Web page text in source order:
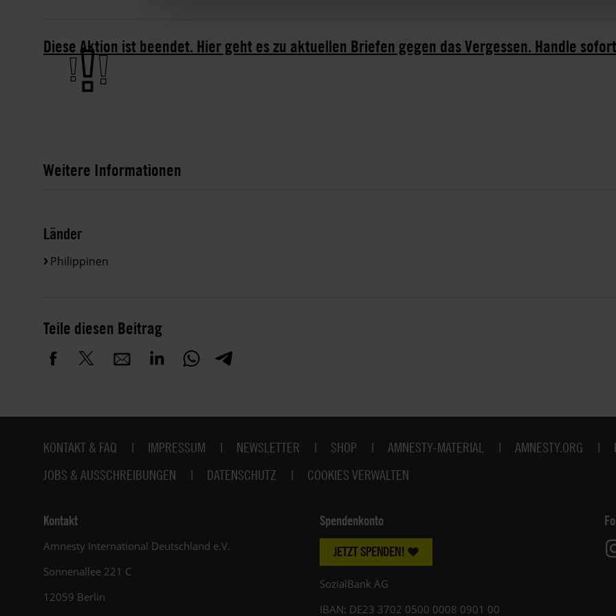
Diese Aktion ist beendet. Hier geht es zu aktuellen Briefen gegen das Vergessen. Handle
Weitere Informationen
Länder
Philippinen
Teile diesen Beitrag
Fußbereich
KONTAKT & FAQ IMPRESSUM NEWSLETTER SHOP AMNESTY-MATERIAL AMNESTY.ORG
JOBS & AUSSCHREIBUNGEN
DATENSCHUTZ COOKIES VERWALTEN
Kontakt
Amnesty International Deutschland e.V.
Sonnenallee 221 C
12059 Berlin
Spendenkonto
JETZT SPENDEN!
SozialBank AG
IBAN: DE23 3702 0500 0008 0901 00